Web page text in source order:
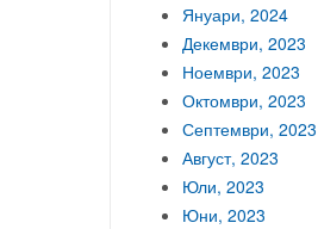
Януари, 2024
Декември, 2023
Ноември, 2023
Октомври, 2023
Септември, 2023
Август, 2023
Юли, 2023
Юни, 2023